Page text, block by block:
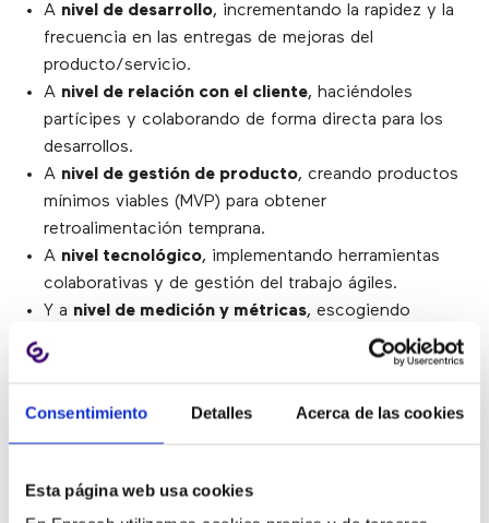
Consentimiento Detalles Acerca de las cookies
Esta página web usa cookies
A nivel de desarrollo, incrementando la rapidez y la
frecuencia en las entregas de mejoras del
producto/servicio.
A nivel de relación con el cliente, haciéndoles
partícipes y colaborando de forma directa para los
desarrollos.
A nivel de gestión de producto, creando productos
mínimos viables (MVP) para obtener
retroalimentación temprana.
A nivel tecnológico, implementando herramientas
colaborativas y de gestión del trabajo ágiles.
Y a nivel de medición y métricas, escogiendo
nuevos KPIs para medir la entrega de valor y la
satisfacción del cliente.
¿POR QUÉ SOMOS
REFERENTES EN AGILE?